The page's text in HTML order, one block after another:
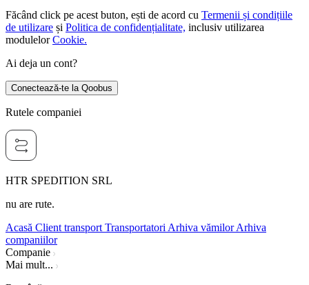
Făcând click pe acest buton, ești de acord cu Termenii și condițiile
de utilizare și Politica de confidențialitate, inclusiv utilizarea
modulelor Cookie.
Ai deja un cont?
Conectează-te la Qoobus
Rutele companiei
HTR SPEDITION SRL
nu are rute.
Acasă Client transport Transportatori Arhiva vămilor Arhiva
companiilor
Companie
Mai mult...